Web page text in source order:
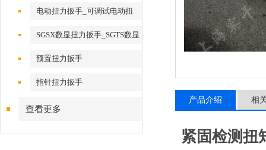
矩扳手检定仪
电动扭力扳手_可调试电动扭
SGSX数显扭力扳手_SGTS数显
扭力扳手
预置扭力扳手
指针扭力扳手
查看更多
产品介绍 相
紧固检测扭